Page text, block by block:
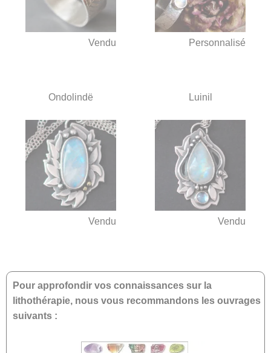
Vendu Personnalisé
Ondolindë
Vendu
Luinil
Vendu
Pour approfondir vos connaissances sur la
lithothérapie, nous vous recommandons les ouvrages
suivants :